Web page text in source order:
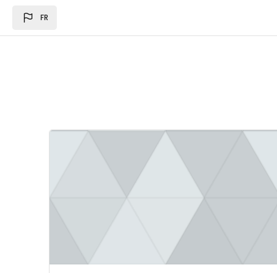
FR
Image du cours Loi des des finances 2024